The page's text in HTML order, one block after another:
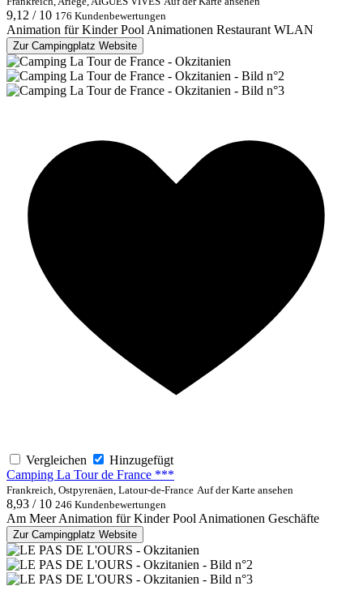
9,12 / 10 176 Kundenbewertungen
Animation für Kinder PoolAnimationen Restaurant WLAN
Zur Campingplatz Website
Vergleichen
Hinzugefügt
Camping La Tour de France ***
Frankreich, Ostpyrenäen, Latour-de-France Auf der Karte ansehen
8,93 / 10 246 Kundenbewertungen
Am MeerAnimation für Kinder PoolAnimationen Geschäfte
Zur Campingplatz Website